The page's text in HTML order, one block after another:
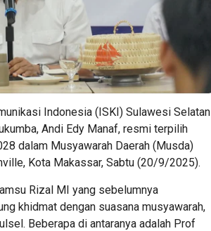
Indonesia (ISKI) Sulawesi Selatan
Andi Edy Manaf, resmi terpilih
dalam Musyawarah Daerah (Musda)
Kota Makassar, Sabtu (20/9/2025).
Rizal MI yang sebelumnya
khidmat dengan suasana musyawarah,
Beberapa di antaranya adalah Prof